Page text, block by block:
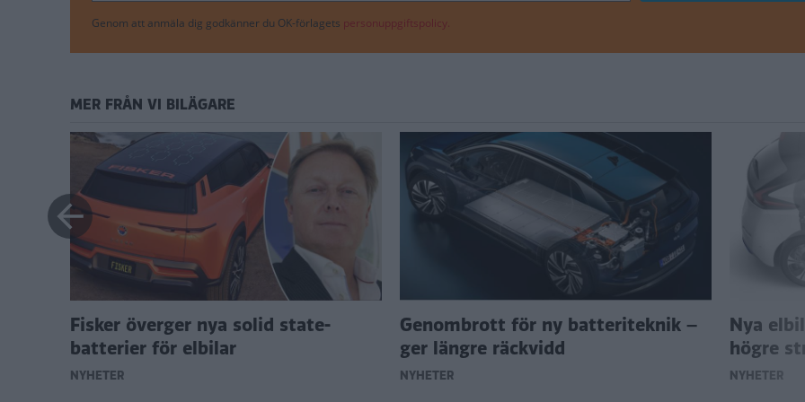
Genom att anmäla dig godkänner du OK-förlagets personuppgiftspolicy.
MER FRÅN VI BILÄGARE
Fisker överger nya solid state-
batterier för elbilar
NYHETER
Genombrott för ny batteriteknik –
ger längre räckvidd
NYHETER
Nya
högre
NYHETER